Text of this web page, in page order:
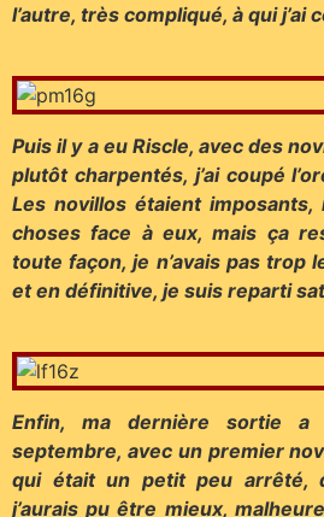
l’autre, très compliqué, à qui j’ai
Puis il y a eu Riscle, avec des
plutôt charpentés, j’ai coupé
Les novillos étaient
choses face à eux, mais ça
toute façon, je n’avais pas trop
et en définitive, je suis reparti
Enfin, ma dernière sortie
septembre, avec un premier
qui était un petit peu arrêté,
j’aurais pu être mieux,